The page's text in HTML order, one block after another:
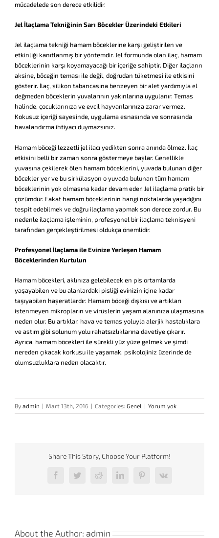
mücadelede son derece etkilidir.
Jel İlaçlama Tekniğinin Sarı Böcekler Üzerindeki Etkileri
Jel ilaçlama tekniği hamam böceklerine karşı geliştirilen ve
etkinliği kanıtlanmış bir yöntemdir. Jel formunda olan ilaç, hamam
böceklerinin karşı koyamayacağı bir içeriğe sahiptir. Diğer ilaçların
aksine, böceğin teması ile değil, doğrudan tüketmesi ile etkisini
gösterir. İlaç, silikon tabancasına benzeyen bir alet yardımıyla el
değmeden böceklerin yuvalarının yakınlarına uygulanır. Temas
halinde, çocuklarınıza ve evcil hayvanlarınıza zarar vermez.
Kokusuz içeriği sayesinde, uygulama esnasında ve sonrasında
havalandırma ihtiyacı duymazsınız.
Hamam böceği lezzetli jel ilacı yedikten sonra anında ölmez. İlaç
etkisini belli bir zaman sonra göstermeye başlar. Genellikle
yuvasına çekilerek ölen hamam böceklerini, yuvada bulunan diğer
böcekler yer ve bu sirkülasyon o yuvada bulunan tüm hamam
böceklerinin yok olmasına kadar devam eder. Jel ilaçlama pratik bir
çözümdür. Fakat hamam böceklerinin hangi noktalarda yaşadığını
tespit edebilmek ve doğru ilaçlama yapmak son derece zordur. Bu
nedenle ilaçlama işleminin, profesyonel bir ilaçlama teknisyeni
tarafından gerçekleştirilmesi oldukça önemlidir.
Profesyonel İlaçlama ile Evinize Yerleşen Hamam
Böceklerinden Kurtulun
Hamam böcekleri, aklınıza gelebilecek en pis ortamlarda
yaşayabilen ve bu alanlardaki pisliği evinizin içine kadar
taşıyabilen haşeratlardır. Hamam böceği dışkısı ve artıkları
istenmeyen mikropların ve virüslerin yaşam alanınıza ulaşmasına
neden olur. Bu artıklar, hava ve temas yoluyla alerjik hastalıklara
ve astım gibi solunum yolu rahatsızlıklarına davetiye çıkarır.
Ayrıca, hamam böcekleri ile sürekli yüz yüze gelmek ve şimdi
nereden çıkacak korkusu ile yaşamak, psikolojiniz üzerinde de
olumsuzluklara neden olacaktır.
By admin | Mart 13th, 2016 | Categories: Genel | Yorum yok
Share This Story, Choose Your Platform!
FacebookTwitterRedditLinkedInPinterestVk
About the Author: admin